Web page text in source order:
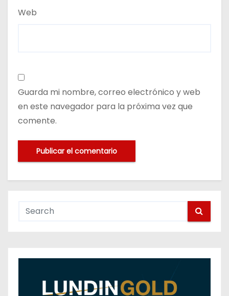
Web
Guarda mi nombre, correo electrónico y web
en este navegador para la próxima vez que
comente.